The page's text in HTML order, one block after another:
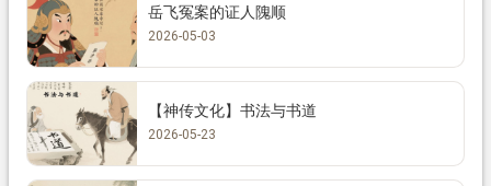
岳飞冤案的证人隗顺
2026-05-03
【神传文化】书法与书道
2026-05-23